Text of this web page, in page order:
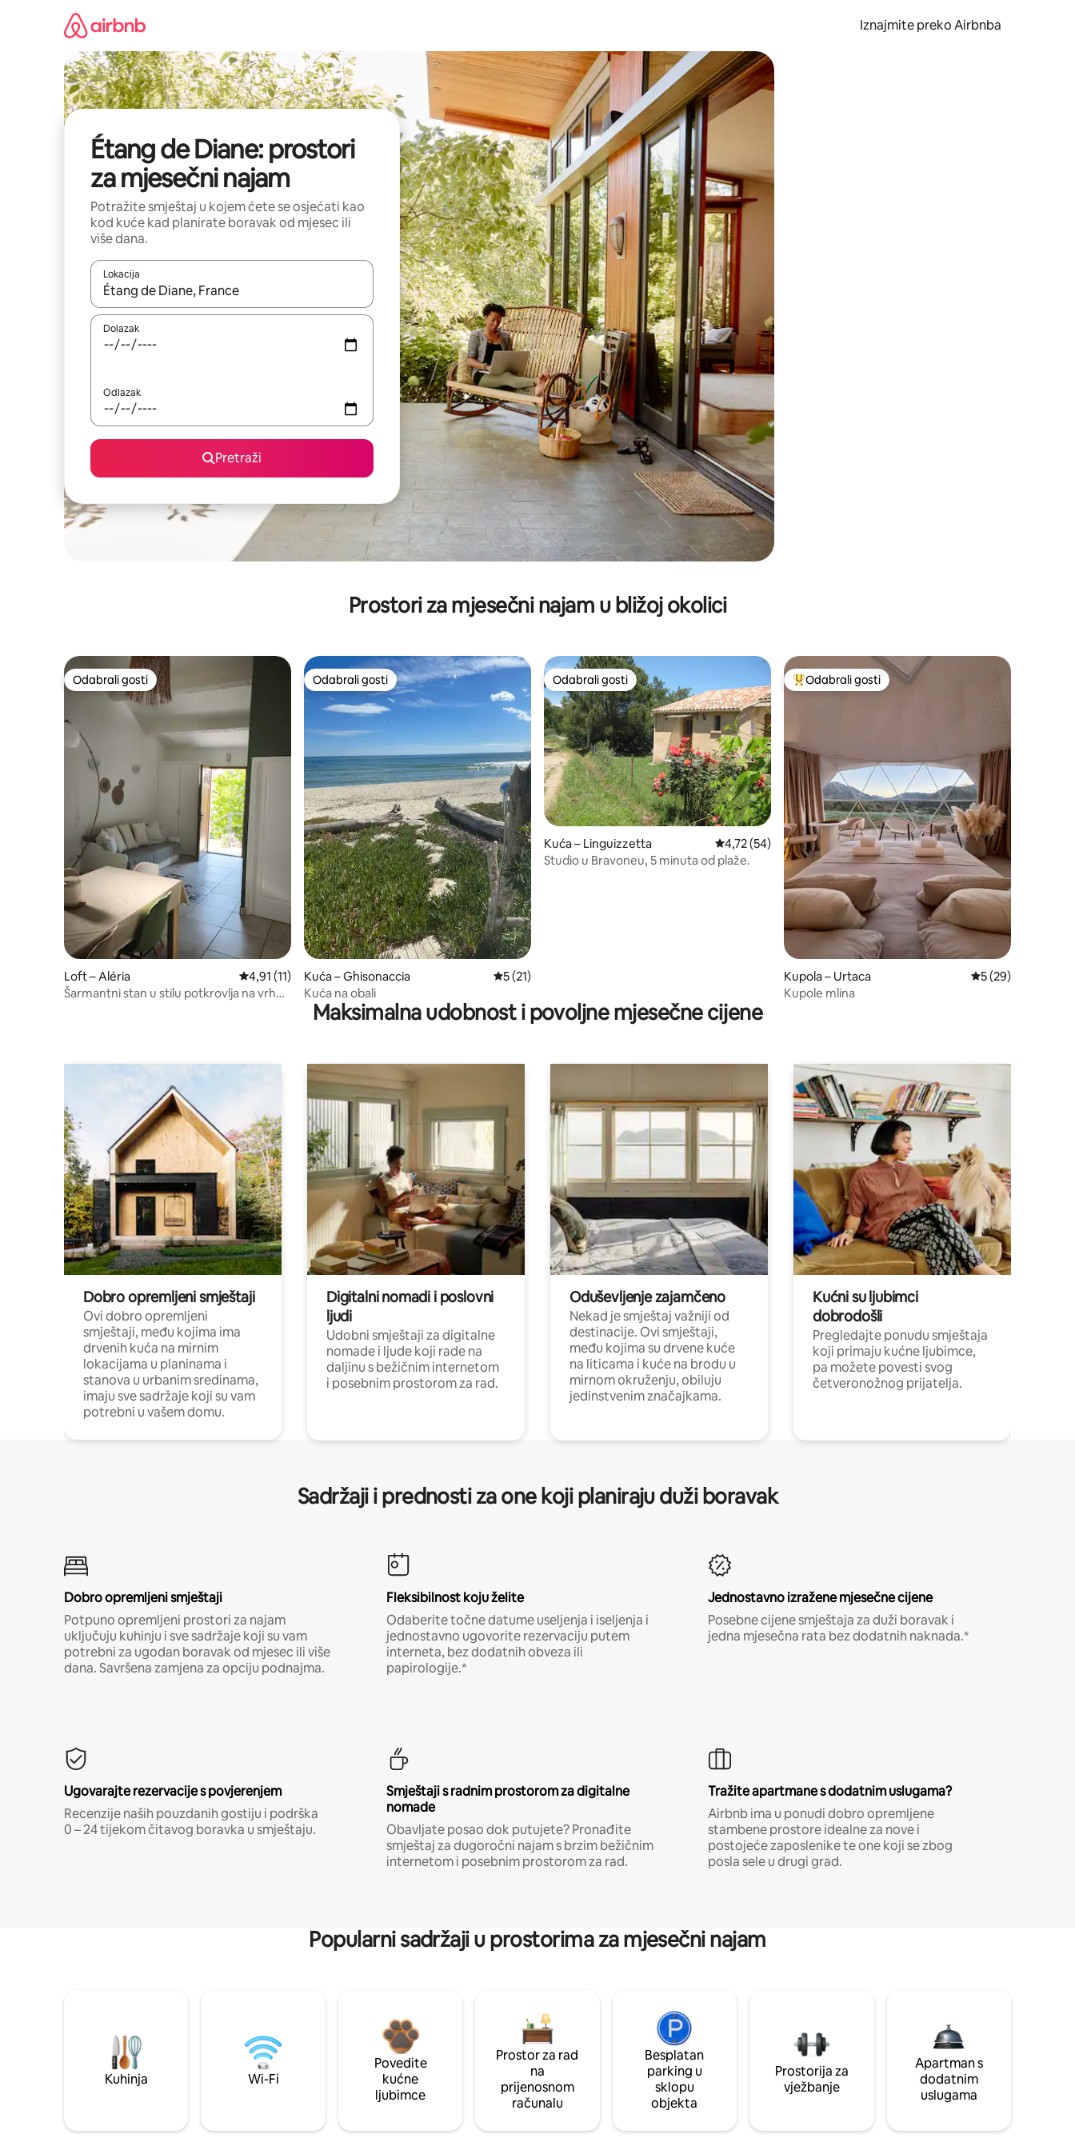
Iznajmite preko Airbnba
Étang de Diane: prostori
za mjesečni najam
Potražite smještaj u kojem ćete se osjećati kao
kod kuće kad planirate boravak od mjesec ili
više dana.
Lokacija
Kada budu dostupni rezultati, moći ćete ih pregledati koristeći se strelicama prema gore i prema dolje, kao i dodirom ili prelaskom prstom po zaslonu.
Dolazak
Odlazak
Pretraži
Prostori za mjesečni najam u bližoj okolici
Odabrali gosti
Odabrali gosti
Loft – Aléria Prosječna ocjena: 4,91/5, recenzija: 11
4,91 (11)
Šarmantni stan u stilu potkrovlja na vrhu
Odabrali gosti
Odabrali gosti
Kuća – Ghisonaccia Prosječna ocjena: 5/5, recenzija: 21
5 (21)
Kuća na obali
Odabrali gosti
Odabrali gosti
Kuća – Linguizzetta Prosječna ocjena: 4,72/5, recenzija: 54
4,72 (54)
Studio u Bravoneu, 5 minuta od plaže.
Među najviše rangiranima s oznakom „Odabrali gosti”
Odabrali gosti
Kupola – Urtaca Prosječna ocjena:
5 (29)
Kupole mlina
Maksimalna udobnost i povoljne mjesečne cijene
Dobro opremljeni smještaji
Ovi dobro opremljeni
smještaji, među kojima ima
drvenih kuća na mirnim
lokacijama u planinama i
stanova u urbanim sredinama,
imaju sve sadržaje koji su vam
potrebni u vašem domu.
Digitalni nomadi i poslovni
ljudi
Udobni smještaji za digitalne
nomade i ljude koji rade na
daljinu s bežičnim internetom
i posebnim prostorom za rad.
Oduševljenje zajamčeno
Nekad je smještaj važniji od
destinacije. Ovi smještaji,
među kojima su drvene kuće
na liticama i kuće na brodu u
mirnom okruženju, obiluju
jedinstvenim značajkama.
Kućni su ljubimci
dobrodošli
Pregledajte ponudu smještaja
koji primaju kućne ljubimce,
pa možete povesti svog
četveronožnog prijatelja.
Sadržaji i prednosti za one koji planiraju duži boravak
Dobro opremljeni smještaji
Potpuno opremljeni prostori za najam
uključuju kuhinju i sve sadržaje koji su vam
potrebni za ugodan boravak od mjesec ili više
dana. Savršena zamjena za opciju podnajma.
Fleksibilnost koju želite
Odaberite točne datume useljenja i iseljenja i
jednostavno ugovorite rezervaciju putem
interneta, bez dodatnih obveza ili
papirologije.*
Jednostavno izražene mjesečne cijene
Posebne cijene smještaja za duži boravak i
jedna mjesečna rata bez dodatnih naknada.*
Ugovarajte rezervacije s povjerenjem
Recenzije naših pouzdanih gostiju i podrška
0 – 24 tijekom čitavog boravka u smještaju.
Smještaji s radnim prostorom za digitalne
nomade
Obavljate posao dok putujete? Pronađite
smještaj za dugoročni najam s brzim bežičnim
internetom i posebnim prostorom za rad.
Tražite apartmane s dodatnim uslugama?
Airbnb ima u ponudi dobro opremljene
stambene prostore idealne za nove i
postojeće zaposlenike te one koji se zbog
posla sele u drugi grad.
Popularni sadržaji u prostorima za mjesečni najam
Kuhinja Wi-Fi
Povedite
kućne
ljubimce
Prostor za rad
na
prijenosnom
računalu
Besplatan
parking u
sklopu
objekta
Prostorija za
vježbanje
Apartman s
dodatnim
uslugama